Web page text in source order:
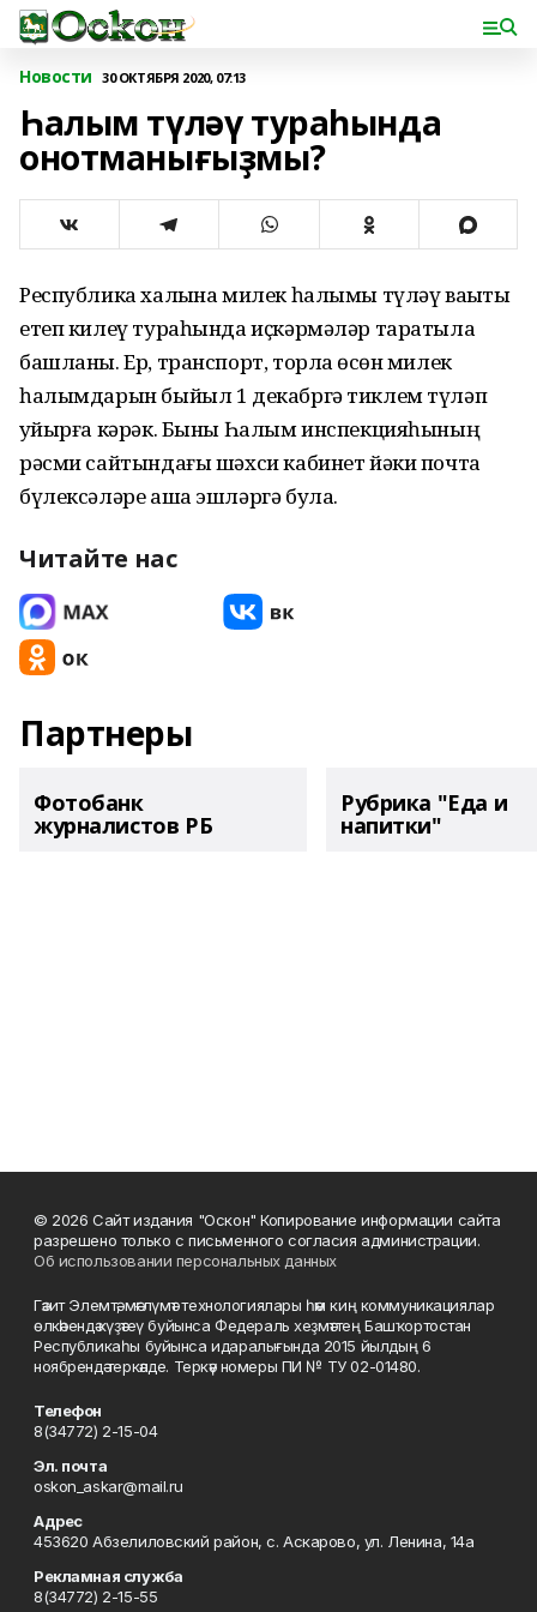
Новости 30 ОКТЯБРЯ 2020, 07:13
Һалым түләү тураһында
онотманығыҙмы?
Республика халҡына милек һалымы түләү ваҡыты
етеп килеү тураһында иҫкәрмәләр таратыла
башланы. Ер, транспорт, торлаҡ өсөн милек
һалымдарын быйыл 1 декабргә тиклем түләп
ҡуйырға кәрәк. Быны Һалым инспекцияһының
рәсми сайтындағы шәхси кабинет йәки почта
бүлексәләре аша эшләргә була.
Читайте нас
Партнеры
Фотобанк
журналистов РБ
Рубрика "Еда и
напитки"
© 2026 Сайт издания "Оскон" Копирование информации сайта
разрешено только с письменного согласия администрации.
Об использовании персональных данных
Гәзит Элемтә, мәғлүмәт технологиялары һәм киң коммуникациялар
өлкәһендә күҙәтеү буйынса Федераль хеҙмәттең Башҡортостан
Республикаһы буйынса идаралығында 2015 йылдың 6
ноябрендә теркәлде. Теркәү номеры ПИ № ТУ 02-01480.
Телефон
8(34772) 2-15-04
Эл. почта
oskon_askar@mail.ru
Адрес
453620 Абзелиловский район, с. Аскарово, ул. Ленина, 14а
Рекламная служба
8(34772) 2-15-55